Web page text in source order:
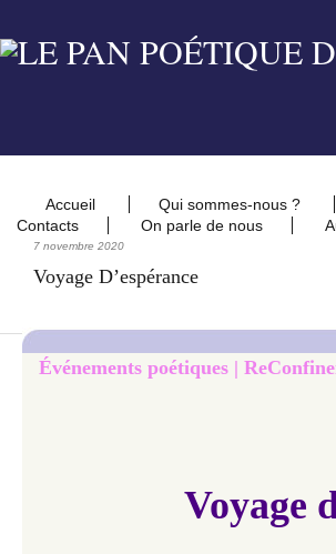
Accueil Qui sommes-nous ?
Contacts
On parle de nous
7 novembre 2020
Voyage D’espérance
Événements poétiques |
Voyage